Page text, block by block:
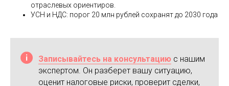
отраслевых ориентиров.
УСН и НДС: порог 20 млн рублей сохранят до 2030 года
Записывайтесь на консультацию с нашим
экспертом. Он разберет вашу ситуацию,
оценит налоговые риски, проверит сделки,